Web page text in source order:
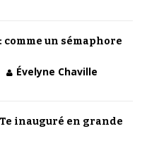
comme un sémaphore
Évelyne Chaville
inauguré en grande